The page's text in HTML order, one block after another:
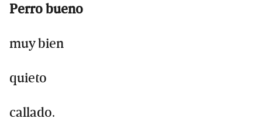
Perro bueno
muy bien
quieto
callado.